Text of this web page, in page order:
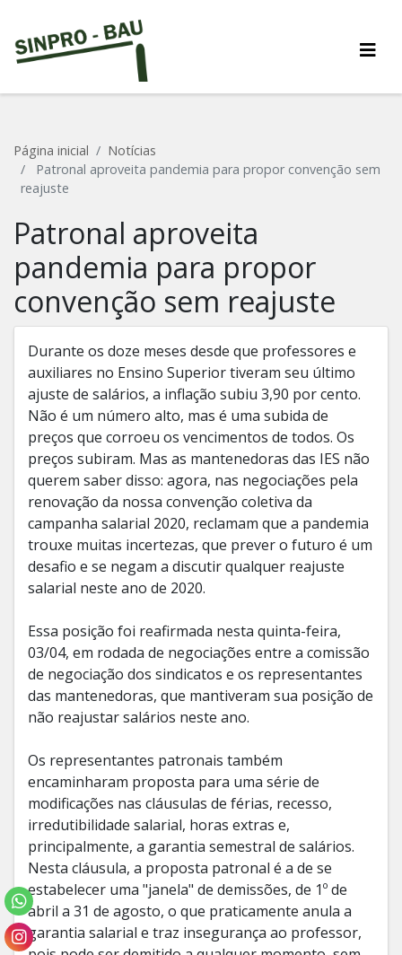
Página inicial
Notícias
Patronal aproveita pandemia para propor convenção sem
reajuste
Patronal aproveita
pandemia para propor
convenção sem reajuste
Durante os doze meses desde que professores e
auxiliares no Ensino Superior tiveram seu último
ajuste de salários, a inflação subiu 3,90 por cento.
Não é um número alto, mas é uma subida de
preços que corroeu os vencimentos de todos. Os
preços subiram. Mas as mantenedoras das IES não
querem saber disso: agora, nas negociações pela
renovação da nossa convenção coletiva da
campanha salarial 2020, reclamam que a pandemia
trouxe muitas incertezas, que prever o futuro é um
desafio e se negam a discutir qualquer reajuste
salarial neste ano de 2020.
Essa posição foi reafirmada nesta quinta-feira,
03/04, em rodada de negociações entre a comissão
de negociação dos sindicatos e os representantes
das mantenedoras, que mantiveram sua posição de
não reajustar salários neste ano.
Os representantes patronais também
encaminharam proposta para uma série de
modificações nas cláusulas de férias, recesso,
irredutibilidade salarial, horas extras e,
principalmente, a garantia semestral de salários.
Nesta cláusula, a proposta patronal é a de se
estabelecer uma "janela" de demissões, de 1º de
abril a 31 de agosto, o que praticamente anula a
garantia salarial e traz insegurança ao professor,